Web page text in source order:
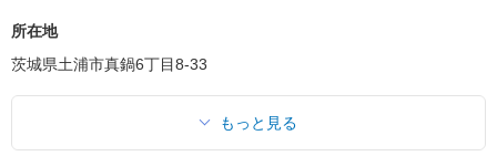
所在地
茨城県土浦市真鍋6丁目8-33
もっと見る